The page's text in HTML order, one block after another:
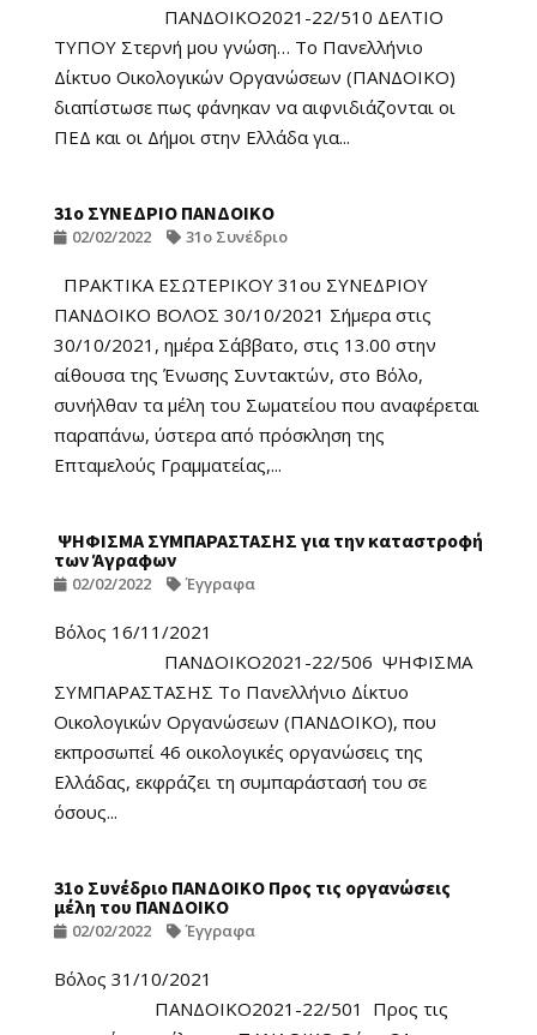
ΠΑΝΔΟΙΚΟ2021-22/510 ΔΕΛΤΙΟ
ΤΥΠΟΥ Στερνή μου γνώση… Το Πανελλήνιο
Δίκτυο Οικολογικών Οργανώσεων (ΠΑΝΔΟΙΚΟ)
διαπίστωσε πως φάνηκαν να αιφνιδιάζονται οι
ΠΕΔ και οι Δήμοι στην Ελλάδα για...
31ο ΣΥΝΕΔΡΙΟ ΠΑΝΔΟΙΚΟ
02/02/2022 31ο Συνέδριο
ΠΡΑΚΤΙΚΑ ΕΣΩΤΕΡΙΚΟΥ 31ου ΣΥΝΕΔΡΙΟΥ
ΠΑΝΔΟΙΚΟ ΒΟΛΟΣ 30/10/2021 Σήμερα στις
30/10/2021, ημέρα Σάββατο, στις 13.00 στην
αίθουσα της Ένωσης Συντακτών, στο Βόλο,
συνήλθαν τα μέλη του Σωματείου που αναφέρεται
παραπάνω, ύστερα από πρόσκληση της
Επταμελούς Γραμματείας,...
ΨΗΦΙΣΜΑ ΣΥΜΠΑΡΑΣΤΑΣΗΣ για την καταστροφή
των Άγραφων
02/02/2022 Έγγραφα
Βόλος 16/11/2021
ΠΑΝΔΟΙΚΟ2021-22/506 ΨΗΦΙΣΜΑ
ΣΥΜΠΑΡΑΣΤΑΣΗΣ Το Πανελλήνιο Δίκτυο
Οικολογικών Οργανώσεων (ΠΑΝΔΟΙΚΟ), που
εκπροσωπεί 46 οικολογικές οργανώσεις της
Ελλάδας, εκφράζει τη συμπαράστασή του σε
όσους...
31ο Συνέδριο ΠΑΝΔΟΙΚΟ Προς τις οργανώσεις
μέλη του ΠΑΝΔΟΙΚΟ
02/02/2022 Έγγραφα
Βόλος 31/10/2021
ΠΑΝΔΟΙΚΟ2021-22/501 Προς τις